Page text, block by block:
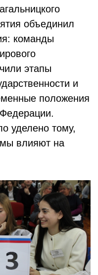
объединил
команды
этапы
и
положения
уделено тому,
влияют на